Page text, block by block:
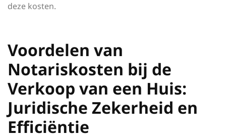
deze kosten.
Voordelen van
Notariskosten bij de
Verkoop van een Huis:
Juridische Zekerheid en
Efficiëntie